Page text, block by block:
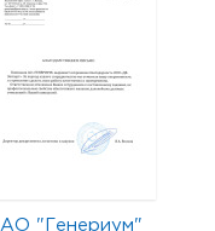
АО "Генериум"